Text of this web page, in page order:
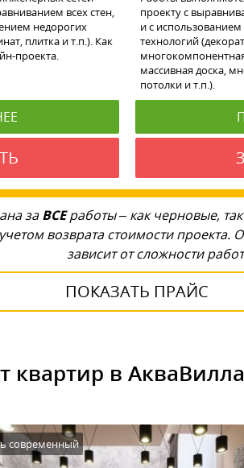
всех стен,
недорогих
плитка и т.п.). Как
проекта.
проекту с
и с
технологий
массивная доска,
потолки и т.п.).
заВСЕработы – как черновые,
возврата стоимости
зависит от сложности
ПОКАЗАТЬ ПРАЙС
квартир в
современный